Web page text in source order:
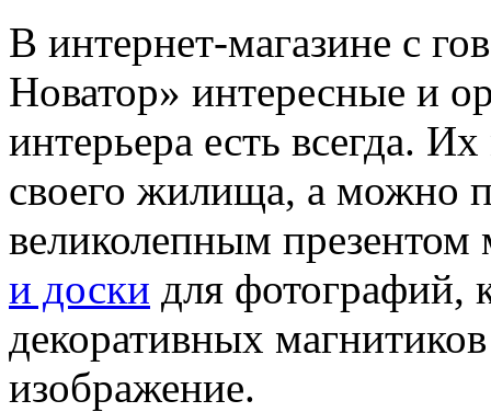
В интернет-магазине с
Новатор» интересные и
интерьера есть всегда.
своего жилища, а можно
великолепным презентом
и доски для
декоративных
изображение.